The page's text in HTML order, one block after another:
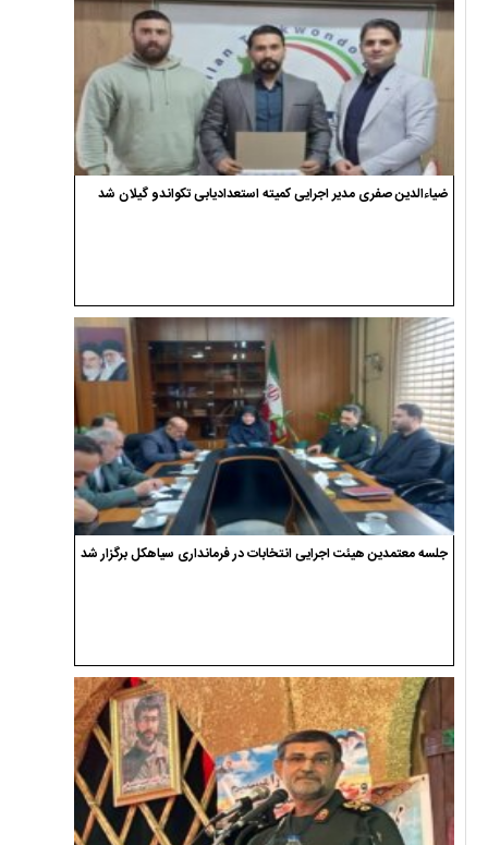
ضیاءالدین صفری مدیر اجرایی کمیته استعدادیابی تکواندو گیلان شد
جلسه معتمدین هیئت اجرایی انتخابات در فرمانداری سیاهکل برگزار شد